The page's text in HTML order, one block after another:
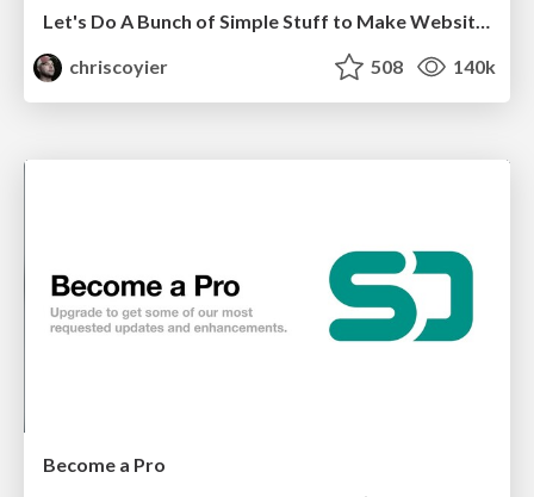
Let's Do A Bunch of Simple Stuff to Make Websites Faster
chriscoyier
508 140k
Become a Pro